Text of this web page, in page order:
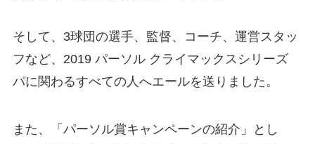
そして、3球団の選手、監督、コーチ、運営スタッ
フなど、2019 パーソル クライマックスシリーズ
パに関わるすべての人へエールを送りました。
また、「パーソル賞キャンペーンの紹介」とし